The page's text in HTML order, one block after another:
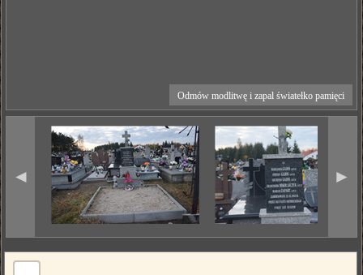
Odmów modlitwę i zapal światełko pamięci
◄ ►